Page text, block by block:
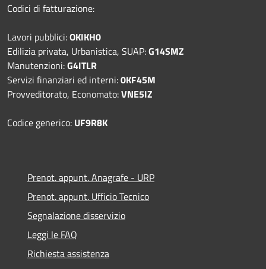
Codici di fatturazione:
Lavori pubblici:OKIKH0
Edilizia privata, Urbanistica, SUAP:G14SMZ
Manutenzioni:G4ITLR
Servizi finanziari ed interni:0KF45M
Provveditorato, Economato:VNE5IZ
Codice generico: UF9R8K
Prenot. appunt. Anagrafe - URP
Prenot. appunt. Ufficio Tecnico
Segnalazione disservizio
Leggi le FAQ
Richiesta assistenza